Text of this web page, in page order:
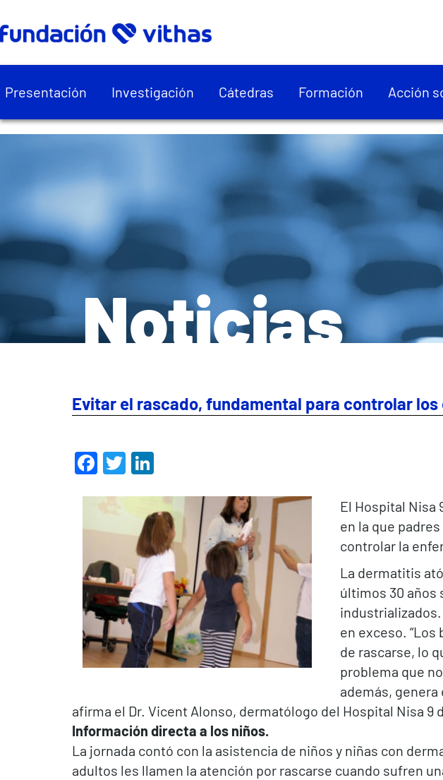
Presentación Investigación Cátedras Formación Acción
Noticias
Evitar el rascado, fundamental para controlar
Facebook
Twitter
El Hospital Nisa
en la que
controlar la
La dermatitis
últimos 30 años
en exceso.
de rascarse, lo
problema que
además,
afirma el Dr. Vicent Alonso, dermatólogo del Hospital Nisa 9
Información directa a los niños.
La jornada contó con la asistencia de niños y niñas con
adultos les llamen la atención por rascarse cuando sufren